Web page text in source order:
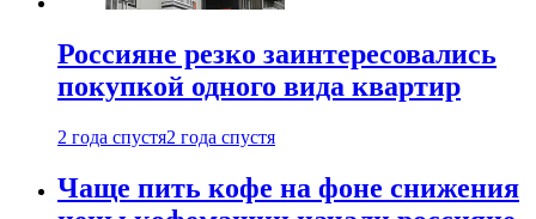
Россияне резко заинтересовались
покупкой одного вида квартир
2 года спустя2 года спустя
Чаще пить кофе на фоне снижения